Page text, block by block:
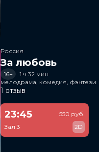
Россия
За любовь
16+
1 ч 32 мин
мелодрама, комедия, фэнтези
1 отзыв
23:45
Зал 3
550 руб.
2D